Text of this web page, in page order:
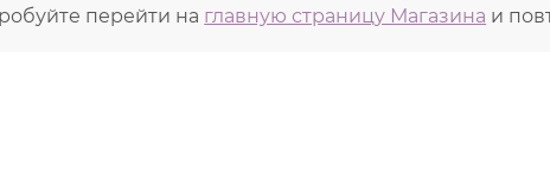
перейти на главную страницу Магазина и